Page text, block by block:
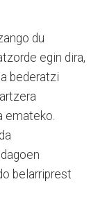
du
egin dira,
bederatzi
emateko.
belarriprest